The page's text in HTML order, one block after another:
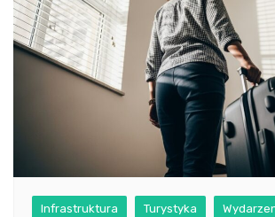
Infrastruktura Turystyka